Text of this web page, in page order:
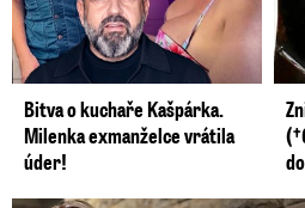
Bitva o kuchaře Kašpárka.
Milenka exmanželce vrátila
úder!